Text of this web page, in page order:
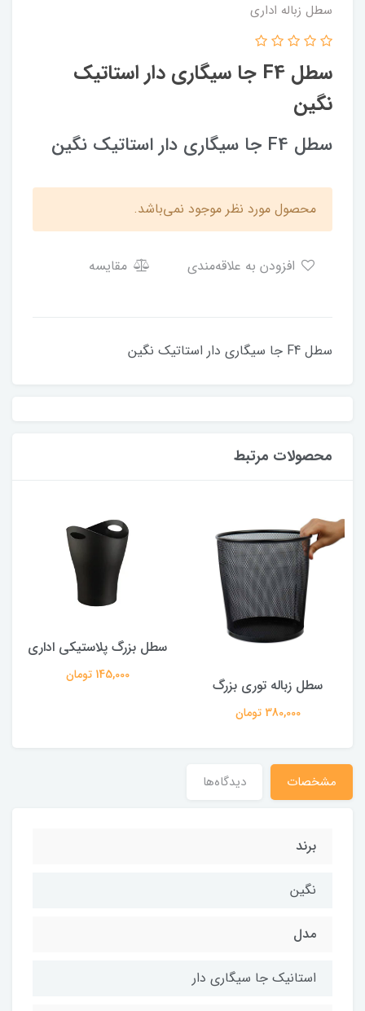
سطل زباله اداری
سطل F4 جا سیگاری دار استاتیک
نگین
سطل F4 جا سیگاری دار استاتیک نگین
محصول مورد نظر موجود نمی‌باشد.
مقایسه
سطل F4 جا سیگاری دار استاتیک نگین
محصولات مرتبط
سطل زباله توری بزرگ
380,000 تومان
سطل بزرگ پلاستیکی اداری
145,000 تومان
مشخصات دیدگاه‌ها
برند
نگین
مدل
استانیک جا سیگاری دار